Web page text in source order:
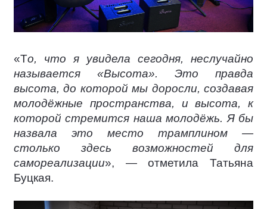
«То, что я увидела сегодня, неслучайно
называется «Высота». Это правда
высота, до которой мы доросли, создавая
молодёжные пространства, и высота, к
которой стремится наша молодёжь. Я бы
назвала это место трамплином —
столько здесь возможностей для
самореализации», — отметила Татьяна
Буцкая.